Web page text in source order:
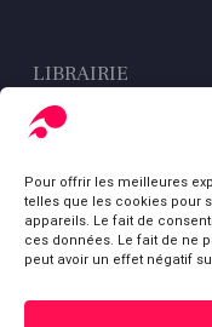
Pour offrir les meilleures
telles que les cookies pour
appareils. Le fait de
ces données. Le fait de ne
peut avoir un effet négatif
LIBRAIRIE
Boutique
Mon compte
Conditions générales de
Mentions légales